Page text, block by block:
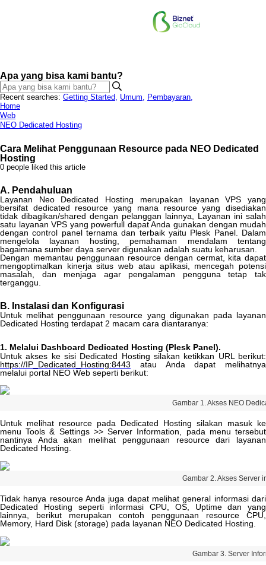
Apa yang bisa kami bantu?
Recent searches: Getting Started, Umum, Pembayaran,
Home
Web
NEO Dedicated Hosting
Cara Melihat Penggunaan Resource pada NEO Dedicated
Hosting
0 people liked this article
A. Pendahuluan
Layanan Neo Dedicated Hosting merupakan layanan VPS
yang
bersifat dedicated resource yang mana resource yang
disediakan
tidak dibagikan/shared dengan pelanggan lainnya Layanan ini salah
satu layanan VPS yang powerfull dapat Anda gunakan dengan mudah
dengan control panel ternama dan terbaik yaitu Plesk Panel.
Dalam
mengelola
layanan hosting pemahaman mendalam
tentang
bagaimana sumber daya server digunakan adalah suatu keharusan
Dengan memantau penggunaan resource dengan cermat, kita dapat
mengoptimalkan
kinerja situs web atau aplikasi, mencegah
potensi
masalah
dan menjaga agar pengalaman pengguna tetap
tak
terganggu
B. Instalasi dan Konfigurasi
Untuk melihat penggunaan resource yang digunakan pada layanan
Dedicated Hosting terdapat 2 macam cara diantaranya:
1. Melalui Dashboard Dedicated Hosting (Plesk Panel).
Untuk akses ke sisi Dedicated Hosting silakan ketikkan URL berikut:
https://IP_Dedicated_Hosting:8443 atau Anda dapat
melihatnya
melalui portal NEO Web seperti berikut:
Gambar 1 Akses NEO
Untuk melihat resource pada Dedicated Hosting silakan masuk ke
menu Tools & Settings >> Server Information pada menu tersebut
nantinya
Anda akan melihat penggunaan resource dari
layanan
Dedicated Hosting
Gambar 2 Akses Server
Tidak hanya resource Anda juga dapat melihat general informasi dari
Dedicated
Hosting seperti informasi CPU, OS, Uptime dan
yang
lainnya, berikut merupakan contoh penggunaan resource CPU,
Memory, Hard Disk (storage) pada layanan NEO Dedicated Hosting.
Gambar 3. Server